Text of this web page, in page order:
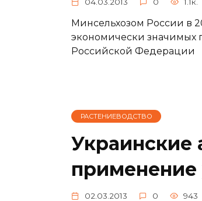
Минсельхозом России в
экономически значимых
Российской Федерации
РАСТЕНИЕВОДСТВО
Украинские
02.03.2013 0 943